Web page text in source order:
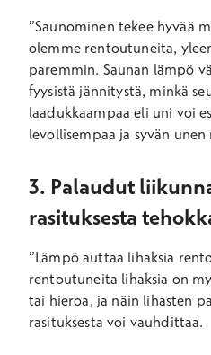
”Saunominen tekee hyvää
olemme rentoutuneita,
paremmin. Saunan lämpö
fyysistä jännitystä, minkä
laadukkaampaa eli uni voi
levollisempaa ja syvän unen
3. Palaudut
rasituksesta
”Lämpö auttaa lihaksia
rentoutuneita lihaksia on
tai hieroa, ja näin lihasten
rasituksesta voi vauhdittaa.